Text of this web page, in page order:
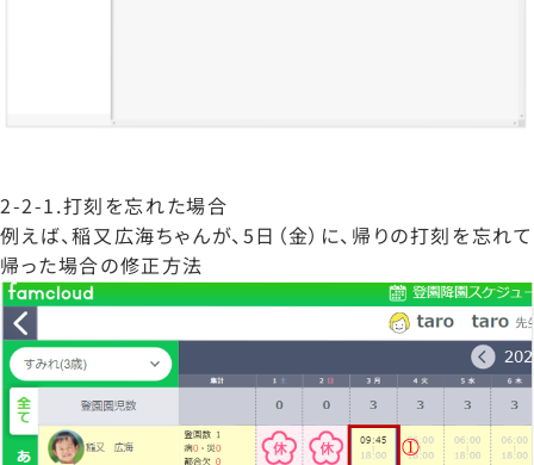
2-2-1.打刻を忘れた場合
例えば、稲又広海ちゃんが、5日（金）に、帰りの打刻を忘れて
帰った場合の修正方法